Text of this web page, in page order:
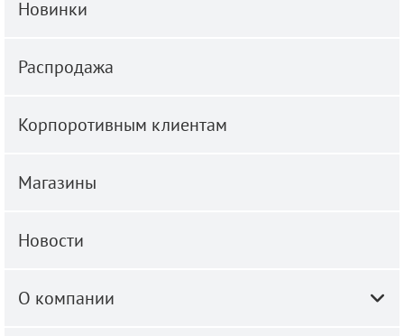
Новинки
Распродажа
Корпоротивным клиентам
Магазины
Новости
О компании